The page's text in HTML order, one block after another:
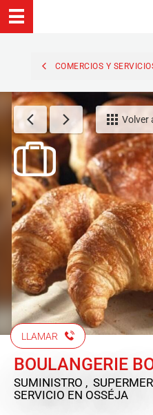
COMERCIOS Y
Volver
LLAMAR
BOULANGERIE
SUMINISTRO ,
SERVICIO EN OSSÉJA